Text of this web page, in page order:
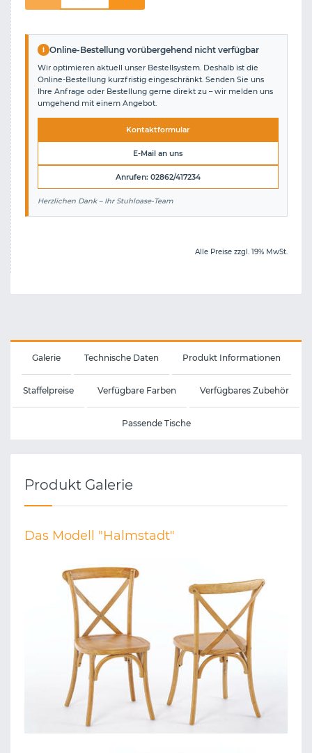
i Online-Bestellung vorübergehend nicht verfügbar
Wir optimieren aktuell unser Bestellsystem. Deshalb ist die
Online-Bestellung kurzfristig eingeschränkt. Senden Sie uns
Ihre Anfrage oder Bestellung gerne direkt zu – wir melden uns
umgehend mit einem Angebot.
Kontaktformular
E-Mail an uns
Anrufen: 02862/417234
Herzlichen Dank – Ihr Stuhloase-Team
Alle Preise zzgl. 19% MwSt.
Galerie Technische Daten Produkt Informationen
Staffelpreise Verfügbare Farben Verfügbares Zubehör
Passende Tische
Produkt Galerie
Das Modell "Halmstadt"